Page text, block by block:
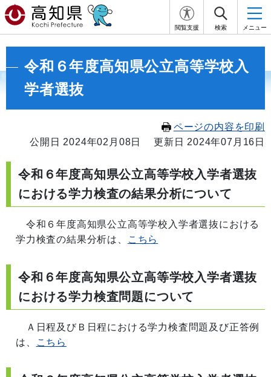
閲覧支援 検索 メニュー
令和６年度高知県公立高等学校入
学者選抜
ページの内容を印刷
公開日 2024年02月08日
更新日 2024年07月16日
令和６年度高知県公立高等学校入学者選抜
における学力検査の結果分析について
令和６年度高知県公立高等学校入学者選抜における
学力検査の結果分析は、
こちら
令和６年度高知県公立高等学校入学者選抜
における学力検査問題について
Ａ日程及びＢ日程における学力検査問題及び正答例
は、
こちら